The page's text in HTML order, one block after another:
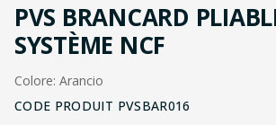
PVS BRANCARD
SYSTÈME NCF
Colore: Arancio
CODE PRODUIT PVSBAR016